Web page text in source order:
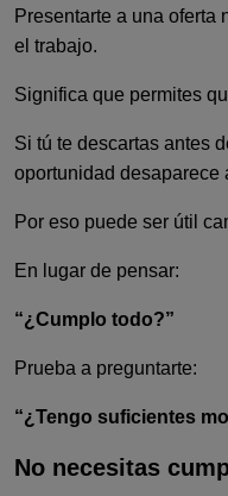
Presentarte a una oferta
el trabajo.
Significa que permites
Si tú te descartas antes
oportunidad desaparece
Por eso puede ser útil
En lugar de pensar:
“¿Cumplo todo?”
Prueba a preguntarte:
“¿Tengo suficientes
No necesitas